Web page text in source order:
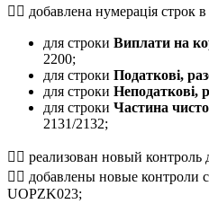
 добавлена нумерація строк
для строки Виплати на
2200;
для строки Податкові,
для строки Неподаткові,
для строки Частина
2131/2132;
 реализован новый контроль
 добавлены новые контроли
UOPZK023;